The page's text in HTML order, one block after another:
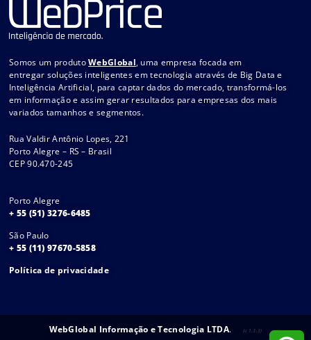
Somos um produtoWebGlobal, uma empresa focada em
entregar soluções inteligentes em tecnologia através de Big Data e
Inteligência Artificial, para captar dados do mercado, transformá-los
em informação e assim gerar resultados para empresas dos mais
variados tamanhos e segmentos.
Rua Valdir Antônio Lopes, 221
Porto Alegre – RS – Brasil
CEP 90.470-245
Porto Alegre
+ 55 (51) 3276-6485
São Paulo
+ 55 (11) 97670-5858
Política de privacidade
WebGlobal Informação e Tecnologia LTDA. (v.1.3.3)